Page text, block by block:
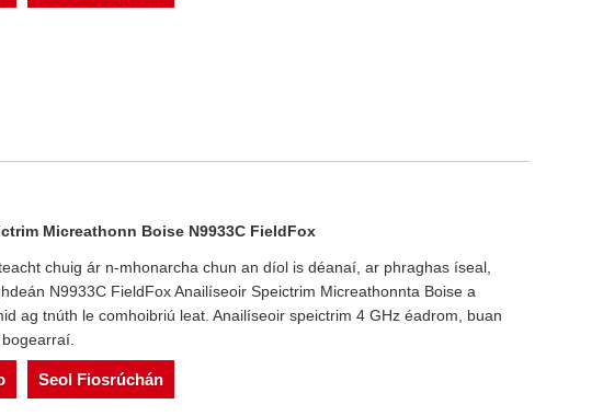
Micreathonn Boise N9933C FieldFox
chuig ár n-mhonarcha chun an díol is déanaí, ar phraghas íseal,
N9933C FieldFox Anailíseoir Speictrim Micreathonnta Boise a
ag tnúth le comhoibriú leat. Anailíseoir speictrim 4 GHz éadrom, buan
Seol Fiosrúchán